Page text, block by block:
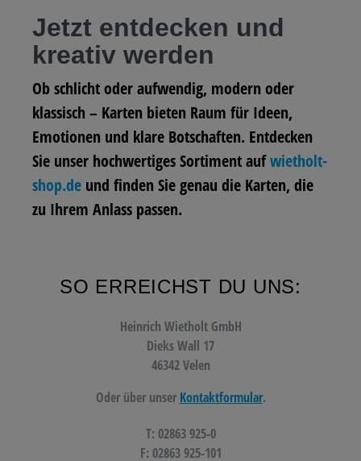
Jetzt entdecken und
kreativ werden
Ob schlicht oder aufwendig, modern oder
klassisch – Karten bieten Raum für Ideen,
Emotionen und klare Botschaften. Entdecken
Sie unser hochwertiges Sortiment aufwietholt-
shop.de und finden Sie genau die Karten, die
zu Ihrem Anlass passen.
SO ERREICHST DU UNS:
Heinrich Wietholt GmbH
Dieks Wall 17
46342 Velen
Oder über unser Kontaktformular.
T: 02863 925-0
F: 02863 925-101